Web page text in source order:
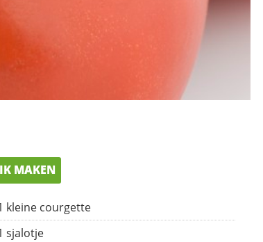
MAKEN
kleine courgette
sjalotje